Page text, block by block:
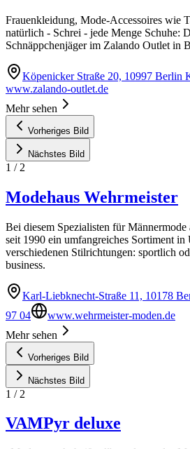
Frauenkleidung, Mode-Accessoires wie
natürlich - Schrei - jede Menge Schuhe:
Schnäppchenjäger im Zalando Outlet in
Köpenicker Straße 20, 10997 Berlin
www.zalando-outlet.de
Mehr sehen
Vorheriges Bild
Nächstes Bild
1 / 2
Modehaus Wehrmeister
Bei diesem Spezialisten für
seit 1990 ein umfangreiches Sortiment in
verschiedenen Stilrichtungen: sportlich
business.
Karl-Liebknecht-Straße 11, 10178
97 04
www.wehrmeister-moden.de
Mehr sehen
Vorheriges Bild
Nächstes Bild
1 / 2
VAMPyr deluxe